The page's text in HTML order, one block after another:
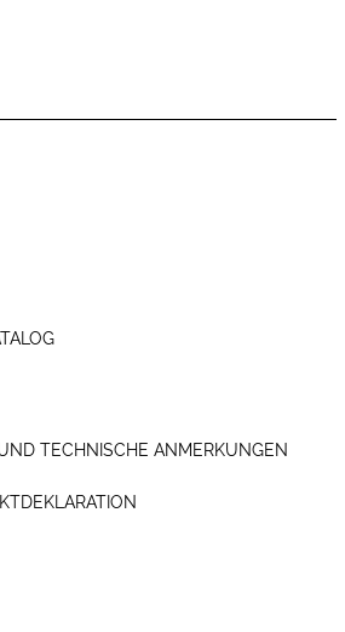
TECHNISCHE ANMERKUNGEN